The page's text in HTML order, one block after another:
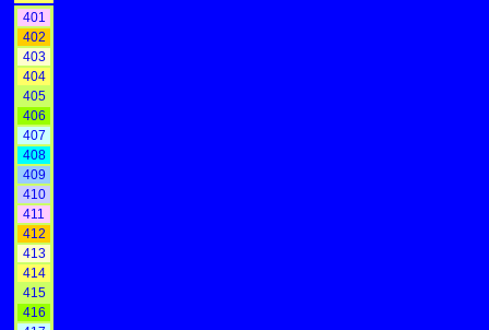
401
402
403
404
405
406
407
408
409
410
411
412
413
414
415
416